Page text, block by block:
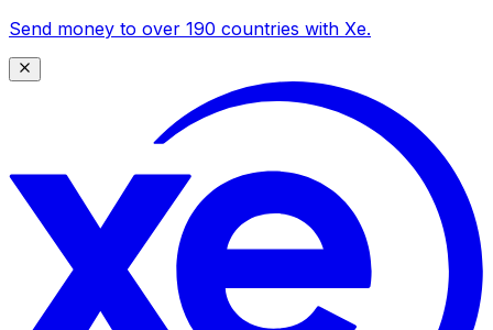
Send money to over 190 countries with Xe.